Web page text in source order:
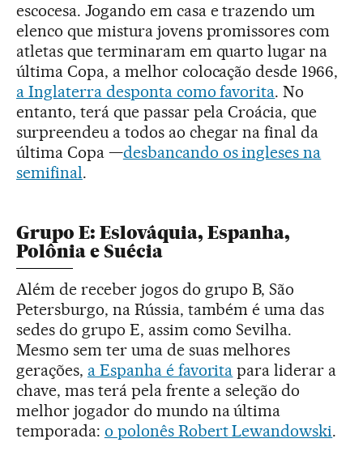
escocesa. Jogando em casa e trazendo um
elenco que mistura jovens promissores com
atletas que terminaram em quarto lugar na
última Copa, a melhor colocação desde 1966,
a Inglaterra desponta como favorita. No
entanto, terá que passar pela Croácia, que
surpreendeu a todos ao chegar na final da
última Copa —desbancando os ingleses na
semifinal.
Grupo E: Eslováquia, Espanha,
Polônia e Suécia
Além de receber jogos do grupo B, São
Petersburgo, na Rússia, também é uma das
sedes do grupo E, assim como Sevilha.
Mesmo sem ter uma de suas melhores
gerações, a Espanha é favorita para liderar a
chave, mas terá pela frente a seleção do
melhor jogador do mundo na última
temporada: o polonês Robert Lewandowski.